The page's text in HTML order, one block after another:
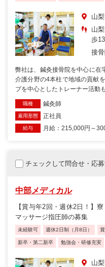
山
山
歩
接
弊社は、鍼灸接骨院を中心に在
介護分野の4本柱で地域の貢献
ブを中心としたトレーナー活動
職種 鍼灸師
雇用形態 正社員
給与 月給：215,000円～
チェックして問合せ・応
中部メディカル
【賞与年2回・週休2日！】
マッサージ指圧師の募集
未経験可 週休2日制（月8日）
新卒・第二新卒 勉強会・研修充実
山